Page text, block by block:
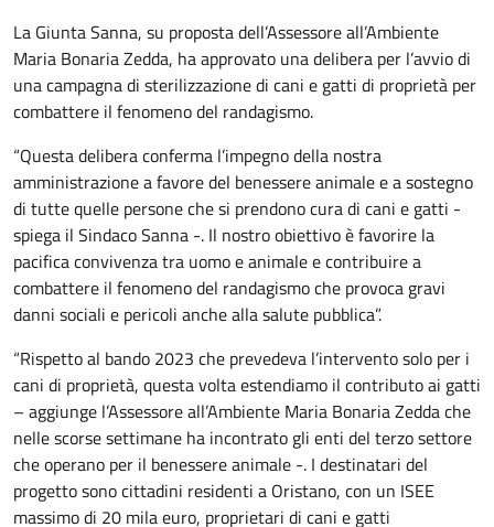
La Giunta Sanna, su proposta dell’Assessore all’Ambiente
Maria Bonaria Zedda, ha approvato una delibera per l’avvio di
una campagna di sterilizzazione di cani e gatti di proprietà per
combattere il fenomeno del randagismo.
“Questa delibera conferma l’impegno della nostra
amministrazione a favore del benessere animale e a sostegno
di tutte quelle persone che si prendono cura di cani e gatti -
spiega il Sindaco Sanna -. Il nostro obiettivo è favorire la
pacifica convivenza tra uomo e animale e contribuire a
combattere il fenomeno del randagismo che provoca gravi
danni sociali e pericoli anche alla salute pubblica”.
“Rispetto al bando 2023 che prevedeva l’intervento solo per i
cani di proprietà, questa volta estendiamo il contributo ai gatti
– aggiunge l’Assessore all’Ambiente Maria Bonaria Zedda che
nelle scorse settimane ha incontrato gli enti del terzo settore
che operano per il benessere animale -. I destinatari del
progetto sono cittadini residenti a Oristano, con un ISEE
massimo di 20 mila euro, proprietari di cani e gatti